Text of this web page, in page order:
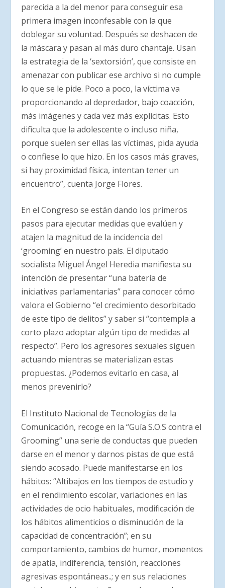
parecida a la del menor para conseguir esa
primera imagen inconfesable con la que
doblegar su voluntad. Después se deshacen de
la máscara y pasan al más duro chantaje. Usan
la estrategia de la ‘sextorsión’, que consiste en
amenazar con publicar ese archivo si no cumple
lo que se le pide. Poco a poco, la víctima va
proporcionando al depredador, bajo coacción,
más imágenes y cada vez más explícitas. Esto
dificulta que la adolescente o incluso niña,
porque suelen ser ellas las víctimas, pida ayuda
o confiese lo que hizo. En los casos más graves,
si hay proximidad física, intentan tener un
encuentro”, cuenta Jorge Flores.
En el Congreso se están dando los primeros
pasos para ejecutar medidas que evalúen y
atajen la magnitud de la incidencia del
‘grooming’ en nuestro país. El diputado
socialista Miguel Ángel Heredia manifiesta su
intención de presentar “una batería de
iniciativas parlamentarias” para conocer cómo
valora el Gobierno “el crecimiento desorbitado
de este tipo de delitos” y saber si “contempla a
corto plazo adoptar algún tipo de medidas al
respecto”. Pero los agresores sexuales siguen
actuando mientras se materializan estas
propuestas. ¿Podemos evitarlo en casa, al
menos prevenirlo?
El Instituto Nacional de Tecnologías de la
Comunicación, recoge en la “Guía S.O.S contra el
Grooming” una serie de conductas que pueden
darse en el menor y darnos pistas de que está
siendo acosado. Puede manifestarse en los
hábitos: “Altibajos en los tiempos de estudio y
en el rendimiento escolar, variaciones en las
actividades de ocio habituales, modificación de
los hábitos alimenticios o disminución de la
capacidad de concentración”; en su
comportamiento, cambios de humor, momentos
de apatía, indiferencia, tensión, reacciones
agresivas espontáneas..; y en sus relaciones